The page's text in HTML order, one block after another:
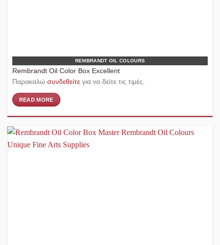
REMBRANDT OIL COLOURS
Rembrandt Oil Color Box Excellent
Παρακαλώ συνδεθείτεγια να δείτε τις τιμές.
READ MORE